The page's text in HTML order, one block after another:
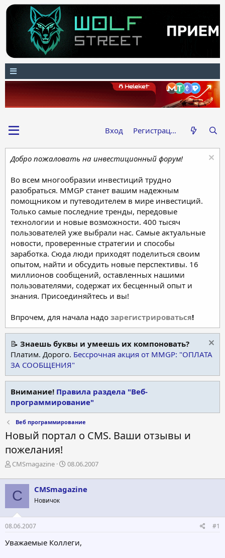
Вход Регистрация
Добро пожаловать на инвестиционный форум!
Во всем многообразии инвестиций трудно
разобраться. MMGP станет вашим надежным
помощником и путеводителем в мире инвестиций.
Только самые последние тренды, передовые
технологии и новые возможности. 400 тысяч
пользователей уже выбрали нас. Самые актуальные
новости, проверенные стратегии и способы
заработка. Сюда люди приходят поделиться своим
опытом, найти и обсудить новые перспективы. 16
миллионов сообщений, оставленных нашими
пользователями, содержат их бесценный опыт и
знания. Присоединяйтесь и вы!
Впрочем, для начала надо зарегистрироваться!
📝 Знаешь буквы и умеешь их компоновать?
Платим. Дорого. Бессрочная акция от MMGP: "ОПЛАТА
ЗА СООБЩЕНИЯ"
Внимание! Правила раздела "Веб-
программирование"
Веб программирование
Новый портал о CMS. Ваши отзывы и
пожелания!
А
т
о
р
т
е
м
CMSmagazine
Д
т
а
ч
а
08.06.2007
C CMSmagazine
Новичок
08.06.2007 #1
Уважаемые Коллеги,